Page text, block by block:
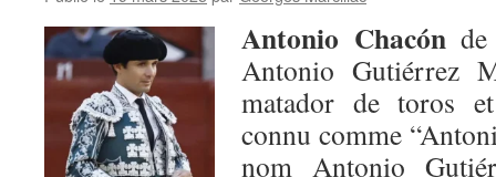
Antonio Chacón
Antonio Gutiérrez
matador de toros
connu comme
nom Antonio